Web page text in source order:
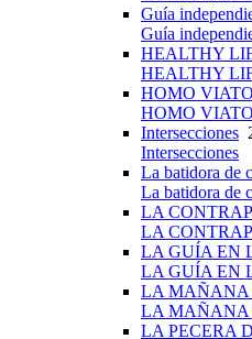
Guía
Guía
HEALTHY
HEALTHY
HOMO
HOMO
Intersecciones
Intersecciones
La batidora de
La batidora de
LA
LA
LA GUÍA EN
LA GUÍA EN
LA MAÑANA
LA MAÑANA
LA PECERA